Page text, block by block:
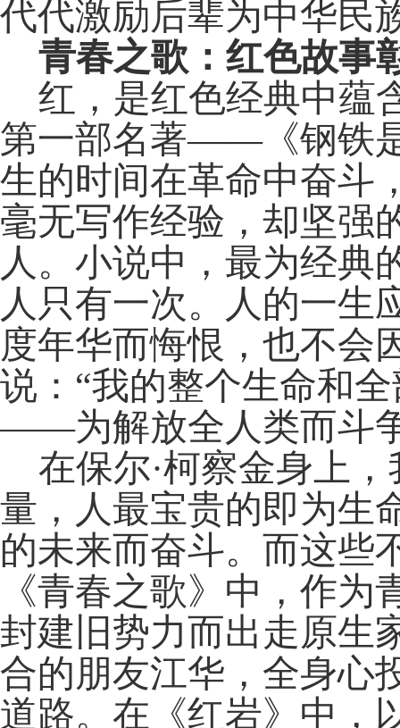
代代激励后辈为中华民
青春之歌：红色故事
红，是红色经典中蕴
第一部名著——《钢铁是
生的时间在革命中奋斗
毫无写作经验，却坚强
人。小说中，最为经典
人只有一次。人的一生
度年华而悔恨，也不会
说：“我的整个生命和
——为解放全人类而斗
在保尔·柯察金身上
量，人最宝贵的即为生
的未来而奋斗。而这些
《青春之歌》中，作
封建旧势力而出走原生
合的朋友江华，全身心
道路。在《红岩》中，